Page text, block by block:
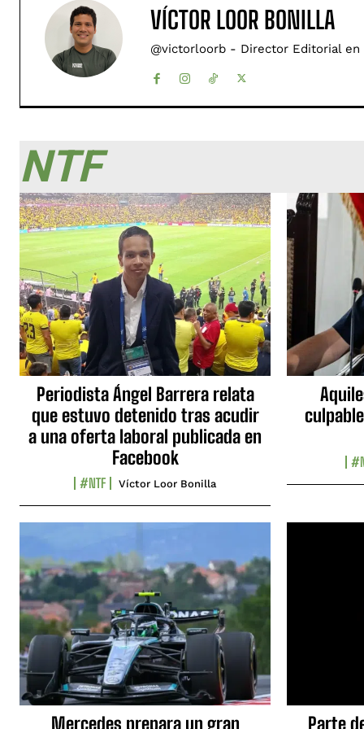
VÍCTOR LOOR BONILLA
@victorloorb - Director Editorial en
NTF
Periodista Ángel Barrera relata
que estuvo detenido tras acudir
a una oferta laboral publicada en
Facebook
#NTF Víctor Loor Bonilla
Mercedes prepara un gran Parte